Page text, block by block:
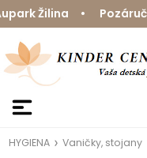
Žilina •
HYGIENA Vaničky, stojany